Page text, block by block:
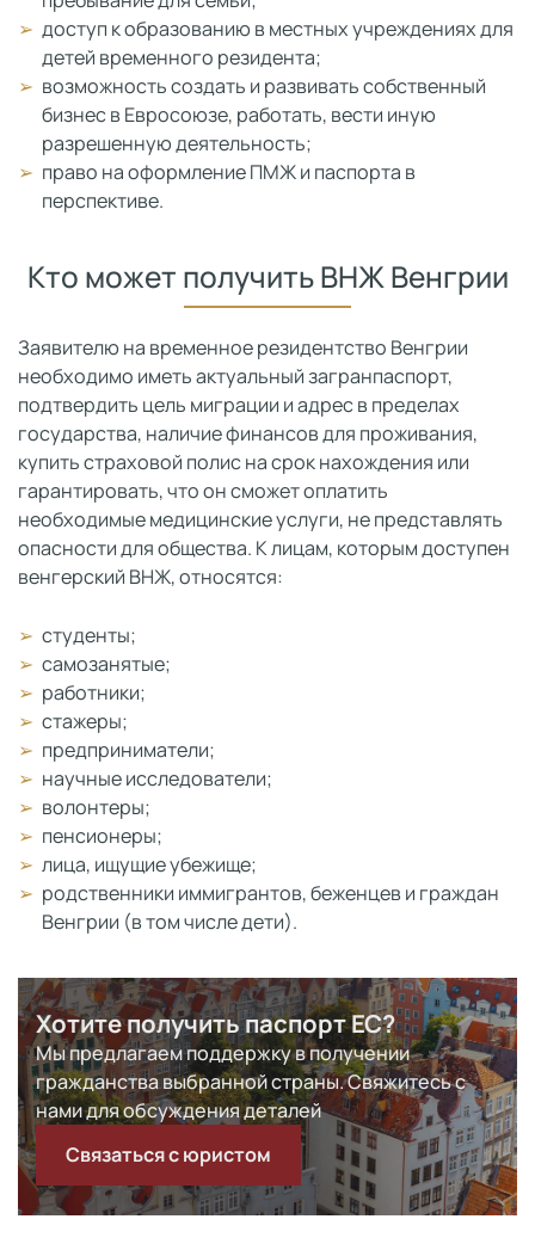
доступ к образованию в местных учреждениях для
детей временного резидента;
возможность создать и развивать собственный
бизнес в Евросоюзе, работать, вести иную
разрешенную деятельность;
право на оформление ПМЖ и паспорта в
перспективе.
Кто может получить ВНЖ Венгрии
Заявителю на временное резидентство Венгрии
необходимо иметь актуальный загранпаспорт,
подтвердить цель миграции и адрес в пределах
государства, наличие финансов для проживания,
купить страховой полис на срок нахождения или
гарантировать, что он сможет оплатить
необходимые медицинские услуги, не представлять
опасности для общества. К лицам, которым доступен
венгерский ВНЖ, относятся:
студенты;
самозанятые;
работники;
стажеры;
предприниматели;
научные исследователи;
волонтеры;
пенсионеры;
лица, ищущие убежище;
родственники иммигрантов, беженцев и граждан
Венгрии (в том числе дети).
Хотите получить паспорт ЕС?
Мы предлагаем поддержку в получении
гражданства выбранной страны. Свяжитесь с
нами для обсуждения деталей
Связаться с юристом